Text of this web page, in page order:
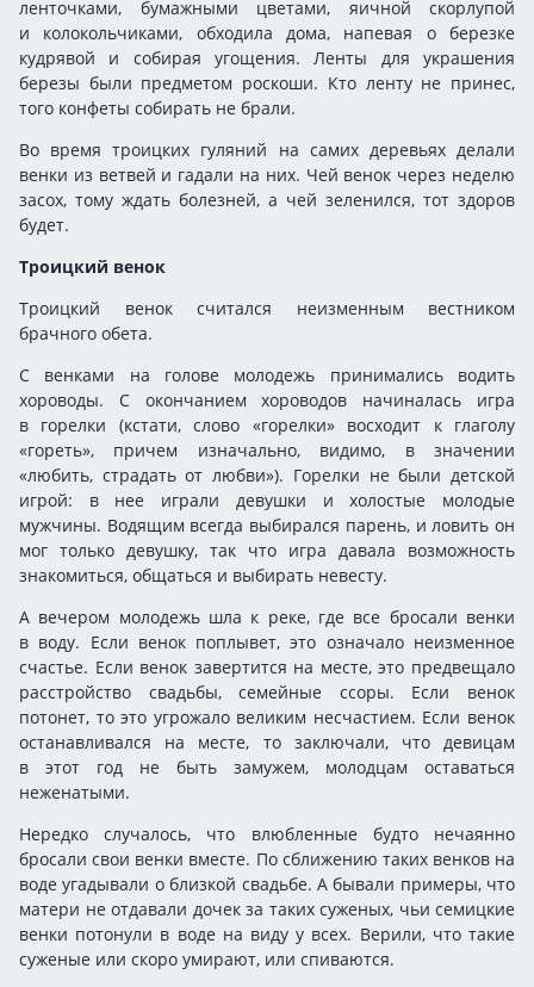
ленточками, бумажными цветами, яичной скорлупой
и колокольчиками, обходила дома, напевая о березке
кудрявой и собирая угощения. Ленты для украшения
березы были предметом роскоши. Кто ленту не принес,
того конфеты собирать не брали.
Во время троицких гуляний на самих деревьях делали
венки из ветвей и гадали на них. Чей венок через неделю
засох, тому ждать болезней, а чей зеленился, тот здоров
будет.
Троицкий венок
Троицкий венок считался неизменным вестником
брачного обета.
С венками на голове молодежь принимались водить
хороводы. С окончанием хороводов начиналась игра
в горелки (кстати, слово «горелки» восходит к глаголу
«гореть», причем изначально, видимо, в значении
«любить, страдать от любви»). Горелки не были детской
игрой: в нее играли девушки и холостые молодые
мужчины. Водящим всегда выбирался парень, и ловить он
мог только девушку, так что игра давала возможность
знакомиться, общаться и выбирать невесту.
А вечером молодежь шла к реке, где все бросали венки
в воду. Если венок поплывет, это означало неизменное
счастье. Если венок завертится на месте, это предвещало
расстройство свадьбы, семейные ссоры. Если венок
потонет, то это угрожало великим несчастием. Если венок
останавливался на месте, то заключали, что девицам
в этот год не быть замужем, молодцам оставаться
неженатыми.
Нередко случалось, что влюбленные будто нечаянно
бросали свои венки вместе. По сближению таких венков на
воде угадывали о близкой свадьбе. А бывали примеры, что
матери не отдавали дочек за таких суженых, чьи семицкие
венки потонули в воде на виду у всех. Верили, что такие
суженые или скоро умирают, или спиваются.